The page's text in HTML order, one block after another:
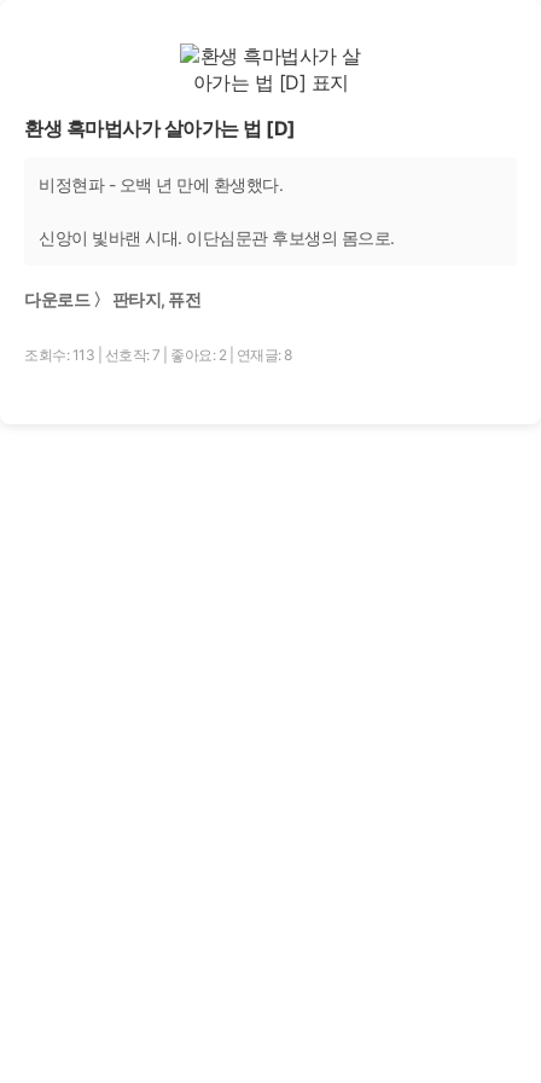
환생 흑마법사가 살아가는 법 [D]
비정현파 - 오백 년 만에 환생했다.
신앙이 빛바랜 시대. 이단심문관 후보생의 몸으로.
다운로드 〉 판타지, 퓨전
조회수: 113 선호작: 7 좋아요: 2 연재글: 8